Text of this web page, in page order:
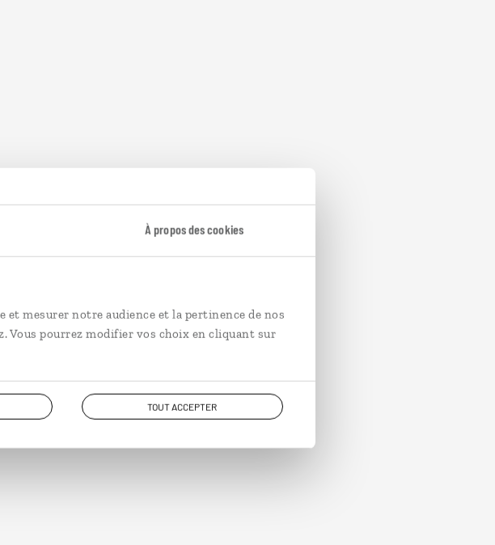
À propos des cookies
mesurer notre audience et la pertinence de nos
Vous pourrez modifier vos choix en cliquant sur
TOUT ACCEPTER